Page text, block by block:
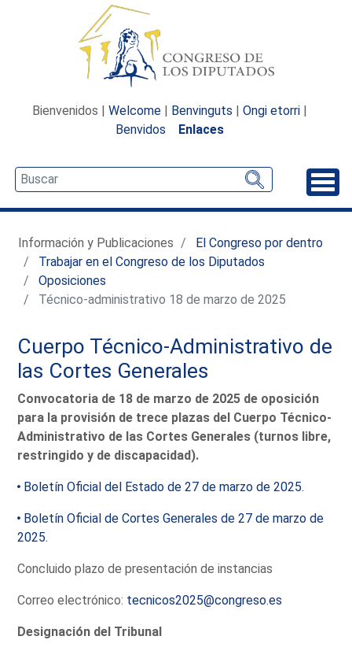
Bienvenidos | Welcome | Benvinguts | Ongi etorri |
Benvidos
Enlaces
Información y Publicaciones
El Congreso por dentro
Trabajar en el Congreso de los Diputados
Oposiciones
Técnico-administrativo 18 de marzo de 2025
Cuerpo Técnico-Administrativo de
las Cortes Generales
Convocatoria de 18 de marzo de 2025 de oposición
para la provisión de trece plazas del Cuerpo Técnico-
Administrativo de las Cortes Generales (turnos libre,
restringido y de discapacidad).
Boletín Oficial del Estado de 27 de marzo de 2025.
Boletín Oficial de Cortes Generales de 27 de marzo de
2025.
Concluido plazo de presentación de instancias
Correo electrónico: tecnicos2025@congreso.es
Designación del Tribunal